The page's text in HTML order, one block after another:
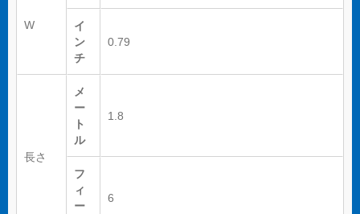
W
イ
ン
チ
0.79
長さ
メ
ー
ト
ル
1.8
フ
ィ
ー
6